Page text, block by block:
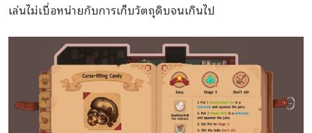
เล่นไม่เบื่อหน่ายกับการเก็บวัตถุดิบจนเกินไป